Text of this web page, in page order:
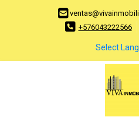
+576043222566
Select